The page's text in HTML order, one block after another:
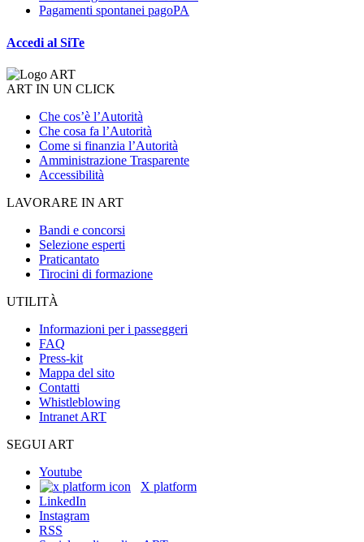
Pagamenti spontanei pagoPA
Accedi al SiTe
ART IN UN CLICK
Che cos’è l’Autorità
Che cosa fa l’Autorità
Come si finanzia l’Autorità
Amministrazione Trasparente
Accessibilità
LAVORARE IN ART
Bandi e concorsi
Selezione esperti
Praticantato
Tirocini di formazione
UTILITÀ
Informazioni per i passeggeri
FAQ
Press-kit
Mappa del sito
Contatti
Whistleblowing
Intranet ART
SEGUI ART
Youtube
X platform
LinkedIn
Instagram
RSS